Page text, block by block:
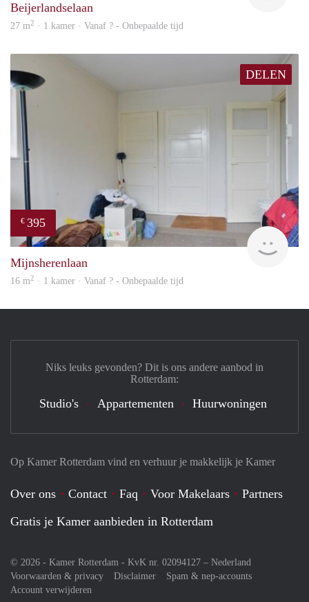
Beijerlandselaan
27 m2 · 1 kamer · Vanaf ? - Onbepaalde tijd
DELEN
€ 395
Mijnsherenlaan
16 m2 · 1 kamer · Vanaf ? - Onbepaalde tijd
Op Kamer Rotterdam vind en verhuur je makkelijk je Kamer
Over ons Contact Faq Voor Makelaars
Partners
Gratis je Kamer aanbieden in Rotterdam
© 2026 - Kamer Rotterdam - KvK nr. 02094127 – Nederland
Voorwaarden & privacy
Disclaimer
Spam & nep-accounts
Account verwijderen
Niks leuks gevonden? Dit is ons andere aanbod in
Rotterdam:
Studio's Appartementen Huurwoningen